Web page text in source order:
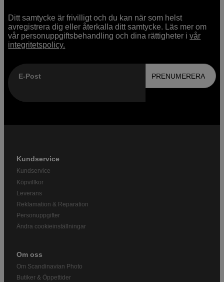
Ditt samtycke är frivilligt och du kan när som helst
avregistrera dig eller återkalla ditt samtycke. Läs mer om
vår personuppgiftsbehandling och dina rättigheter ivår
integritetspolicy.
E-Post PRENUMERERA
Kundservice
Kundservice
Köpvillkor
Leverans
Reklamation & Reparation
Personuppgifter
Ändra cookieinställningar
Om oss
Om Scandinavian Photo
Butiker & Öppettider